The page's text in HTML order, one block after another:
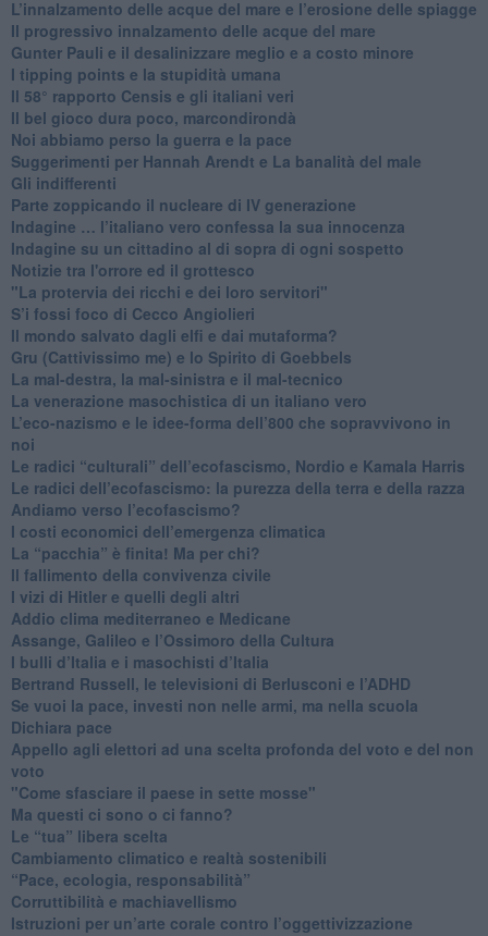
​L’innalzamento delle acque del mare e l’erosione delle spiagge
​Il progressivo innalzamento delle acque del mare
​Gunter Pauli e il desalinizzare meglio e a costo minore
I tipping points e la stupidità umana
​Il 58° rapporto Censis e gli italiani veri
​Il bel gioco dura poco, marcondirondà
Noi abbiamo perso la guerra e la pace
Suggerimenti per Hannah Arendt e La banalità del male
​Gli indifferenti
Parte zoppicando il nucleare di IV generazione
​Indagine … l’italiano vero confessa la sua innocenza
Indagine su un cittadino al di sopra di ogni sospetto
Notizie tra l'orrore ed il grottesco
"La protervia dei ricchi e dei loro servitori"
S’i fossi foco di Cecco Angiolieri
​Il mondo salvato dagli elfi e dai mutaforma?
Gru (Cattivissimo me) e lo Spirito di Goebbels
​La mal-destra, la mal-sinistra e il mal-tecnico
​La venerazione masochistica di un italiano vero
​L’eco-nazismo e le idee-forma dell’800 che sopravvivono in
noi
​Le radici “culturali” dell’ecofascismo, Nordio e Kamala Harris
Le radici dell’ecofascismo: la purezza della terra e della razza
Andiamo verso l’ecofascismo?
I costi economici dell’emergenza climatica
​La “pacchia” è finita! Ma per chi?
​Il fallimento della convivenza civile
​I vizi di Hitler e quelli degli altri
Addio clima mediterraneo e Medicane
​Assange, Galileo e l’Ossimoro della Cultura
​I bulli d’Italia e i masochisti d’Italia
​Bertrand Russell, le televisioni di Berlusconi e l’ADHD
​Se vuoi la pace, investi non nelle armi, ma nella scuola
​Dichiara pace
​Appello agli elettori ad una scelta profonda del voto e del non
voto
"Come sfasciare il paese in sette mosse"
​Ma questi ci sono o ci fanno?
​Le “tua” libera scelta
Cambiamento climatico e realtà sostenibili
“Pace, ecologia, responsabilità”
​Corruttibilità e machiavellismo
Istruzioni per un’arte corale contro l’oggettivizzazione